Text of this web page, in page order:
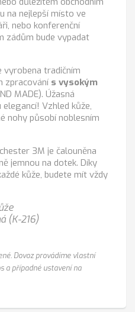
na nejlepší místo ve
nebo konferenční
zádům bude vypadat
vyrobena tradičním
zpracování s vysokým
MADE). Úžasná
Vzhled kůže,
nohy působí noblesním
3M je čalouněna
jemnou na dotek. Díky
kůže, budete mít vždy
(K-216)
Dovoz provádíme vlastní
a případné ustavení na